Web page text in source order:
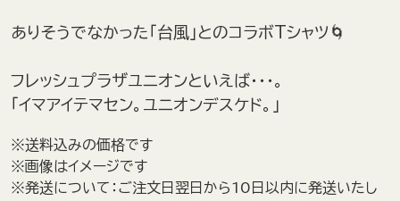
ありそうでなかった「台風」とのコラボTシャツ🌀
フレッシュプラザユニオンといえば・・・。
「イマアイテマセン。ユニオンデスケド。」
※送料込みの価格です
※画像はイメージです
※発送について：ご注文日翌日から10日以内に発送いたし